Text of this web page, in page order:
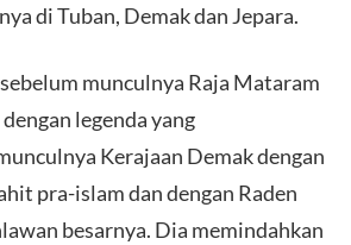
di Tuban, Demak dan Jepara.
munculnya Raja Mataram
legenda yang
Kerajaan Demak dengan
pra-islam dan dengan Raden
besarnya. Dia memindahkan